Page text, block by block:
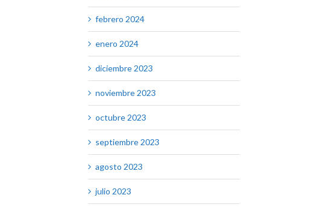
febrero 2024
enero 2024
diciembre 2023
noviembre 2023
octubre 2023
septiembre 2023
agosto 2023
julio 2023